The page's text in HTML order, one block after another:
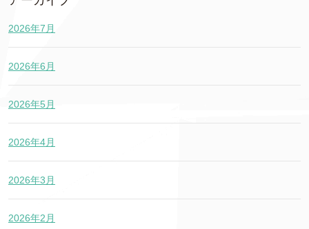
2026年7月
2026年6月
2026年5月
2026年4月
2026年3月
2026年2月